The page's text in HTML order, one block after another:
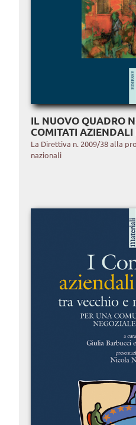
IL NUOVO QUADRO
COMITATI AZIENDALI
La Direttiva n. 2009/38 alla
nazionali